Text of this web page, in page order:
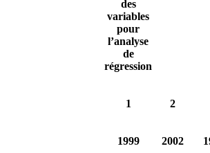
des
variables
pour
l’analyse
de
régression
1 2
1999 2002